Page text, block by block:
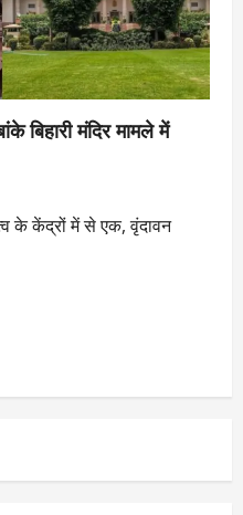
बिहारी मंदिर मामले में
के केंद्रों में से एक, वृंदावन